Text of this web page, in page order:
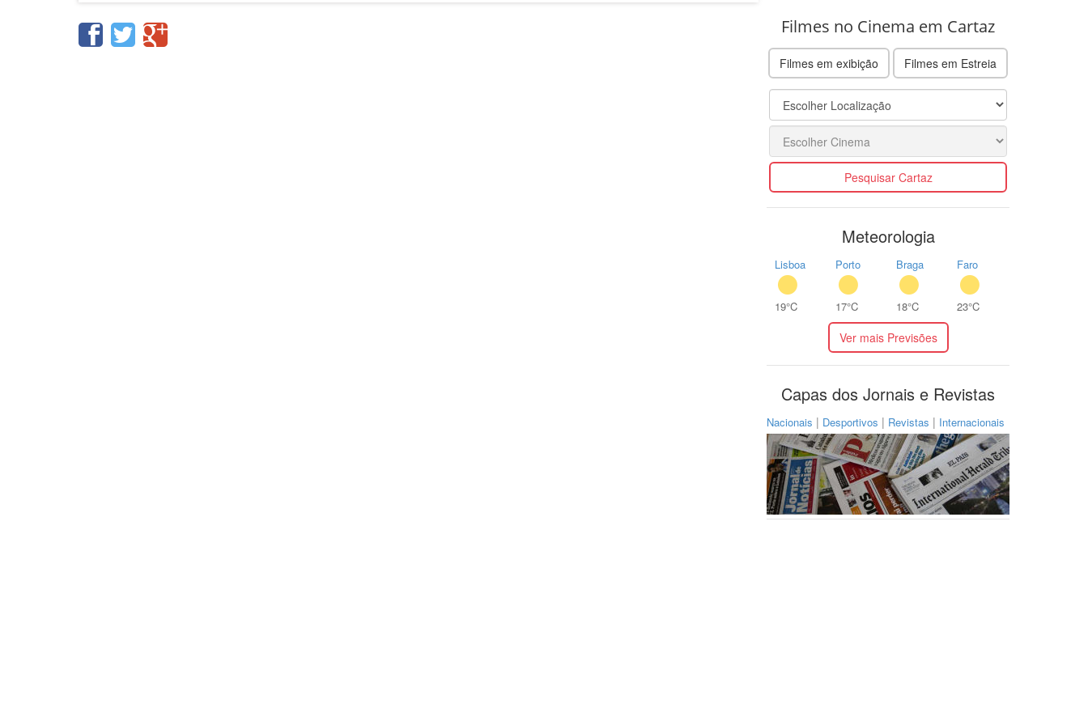
Filmes no Cinema em Cartaz
Filmes em exibição Filmes em Estreia
Pesquisar Cartaz
Meteorologia
Lisboa
19°C
Porto
17°C
Braga
18°C
Faro
23°C
Ver mais Previsões
Capas dos Jornais e Revistas
Nacionais | Desportivos | Revistas | Internacionais